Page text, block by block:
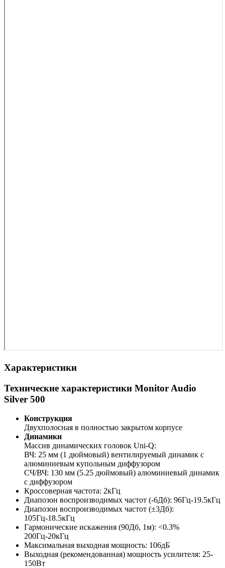
Характеристики
Технические характеристики Monitor Audio
Silver 500
Конструкция
Двухполосная в полностью закрытом корпусе
Динамики
Массив динамических головок Uni-Q:
ВЧ: 25 мм (1 дюймовый) вентилируемый динамик с
алюминиевым купольным диффузором
СЧ/ВЧ: 130 мм (5.25 дюймовый) алюминиевый динамик
с диффузором
Кроссоверная частота: 2кГц
Диапозон воспроизводимых частот (-6Дб): 96Гц-19.5кГц
Диапозон воспроизводимых частот (±3Дб):
105Гц-18.5кГц
Гармонические искажения (90Дб, 1м): <0.3%
200Гц-20кГц
Максимальная выходная мощность: 106дБ
Выходная (рекомендованная) мощность усилителя: 25-
150Вт